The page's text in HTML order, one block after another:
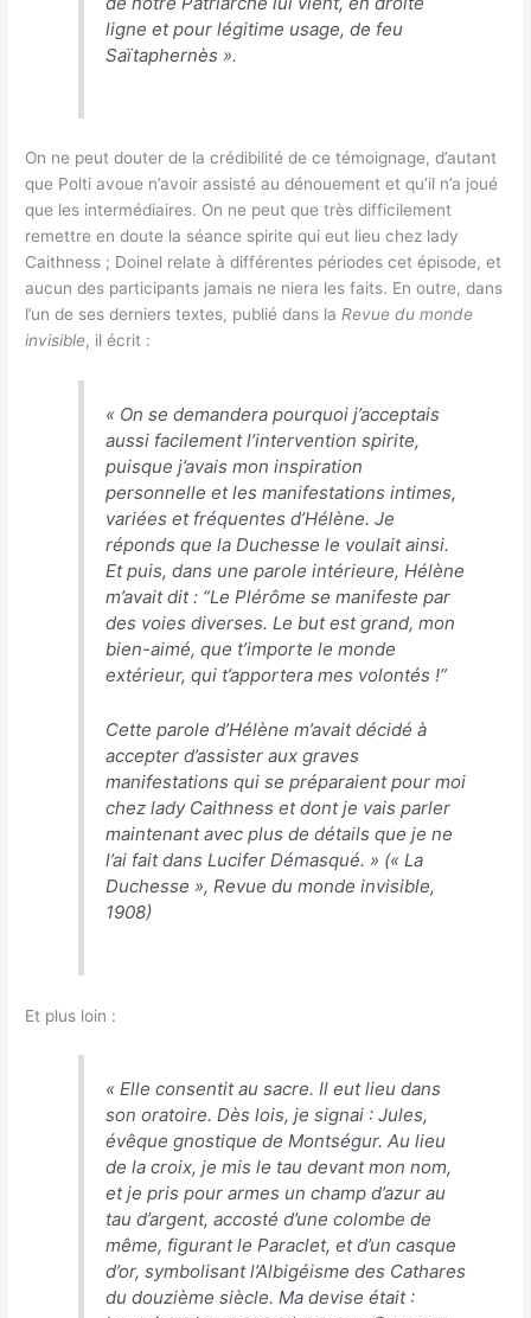
ligne et pour légitime usage, de feu
Saïtaphernès ».
On ne peut douter de la crédibilité de ce témoignage, d’autant
que Polti avoue n’avoir assisté au dénouement et qu’il n’a joué
que les intermédiaires. On ne peut que très difficilement
remettre en doute la séance spirite qui eut lieu chez lady
Caithness ; Doinel relate à différentes périodes cet épisode, et
aucun des participants jamais ne niera les faits. En outre, dans
l’un de ses derniers textes, publié dans laRevue du monde
invisible, il écrit :
« On se demandera pourquoi j’acceptais
aussi facilement l’intervention spirite,
puisque j’avais mon inspiration
personnelle et les manifestations intimes,
variées et fréquentes d’Hélène. Je
réponds que la Duchesse le voulait ainsi.
Et puis, dans une parole intérieure, Hélène
m’avait dit : “Le Plérôme se manifeste par
des voies diverses. Le but est grand, mon
bien-aimé, que t’importe le monde
extérieur, qui t’apportera mes volontés !”
Cette parole d’Hélène m’avait décidé à
accepter d’assister aux graves
manifestations qui se préparaient pour moi
chez lady Caithness et dont je vais parler
maintenant avec plus de détails que je ne
l’ai fait dansLucifer Démasqué. » (« La
Duchesse »,Revue du monde invisible,
1908)
Et plus loin :
«Elle consentit au sacre. Il eut lieu dans
son oratoire. Dès lois, je signai : Jules,
évêque gnostique de Montségur. Au lieu
de la croix, je mis le tau devant mon nom,
et je pris pour armes un champ d’azur au
tau d’argent, accosté d’une colombe de
même, figurant le Paraclet, et d’un casque
d’or, symbolisant l’Albigéisme des Cathares
du douzième siècle. Ma devise était :